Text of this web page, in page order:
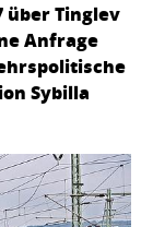
über Tinglev
Anfrage
Sybilla